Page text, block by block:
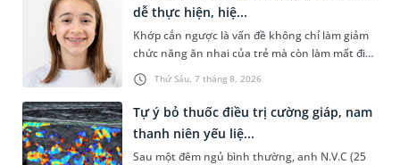
Thứ Sáu, 7 tháng 8, 2026
dễ thực hiện, hiệ...
Khớp cắn ngược là vấn đề không chỉ làm giảm
chức năng ăn nhai của trẻ mà còn làm mất đi
sự cân đối của khuôn mặt. Do đó, cần khắc
phục sớm tình trạng này để...
Tự ý bỏ thuốc điều trị cường giáp, nam
thanh niên yếu liệ...
Sau một đêm ngủ bình thường, anh N.V.C (25